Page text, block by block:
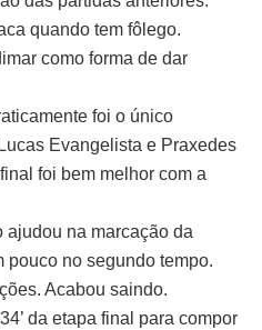
quando tem fôlego.
como forma de dar
foi o único
Evangelista e Praxedes
foi bem melhor com a
ajudou na marcação da
no segundo tempo.
Acabou saindo.
da etapa final para compor